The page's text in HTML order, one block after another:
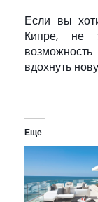
Если вы
Кипре, не
вдохнуть
Еще